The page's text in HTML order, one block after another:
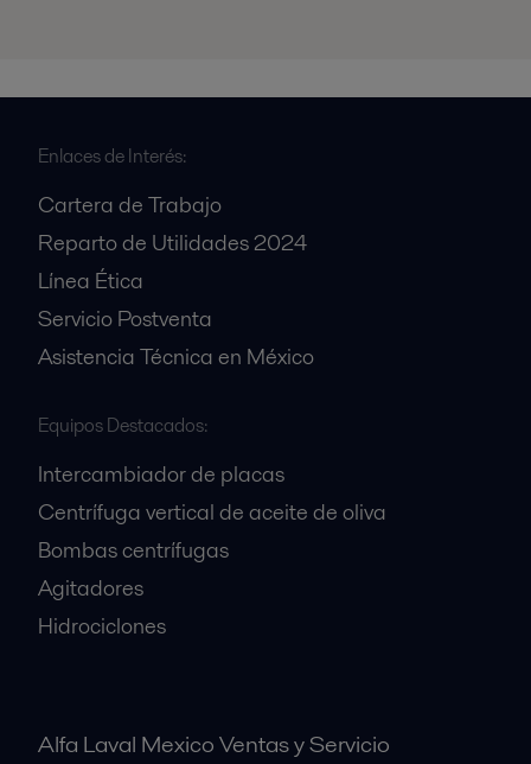
Enlaces de Interés:
Cartera de Trabajo
Reparto de Utilidades 2024
Línea Ética
Servicio Postventa
Asistencia Técnica en México
Equipos Destacados:
Intercambiador de placas
Centrífuga vertical de aceite de oliva
Bombas centrífugas
Agitadores
Hidrociclones
Alfa Laval Mexico Ventas y Servicio